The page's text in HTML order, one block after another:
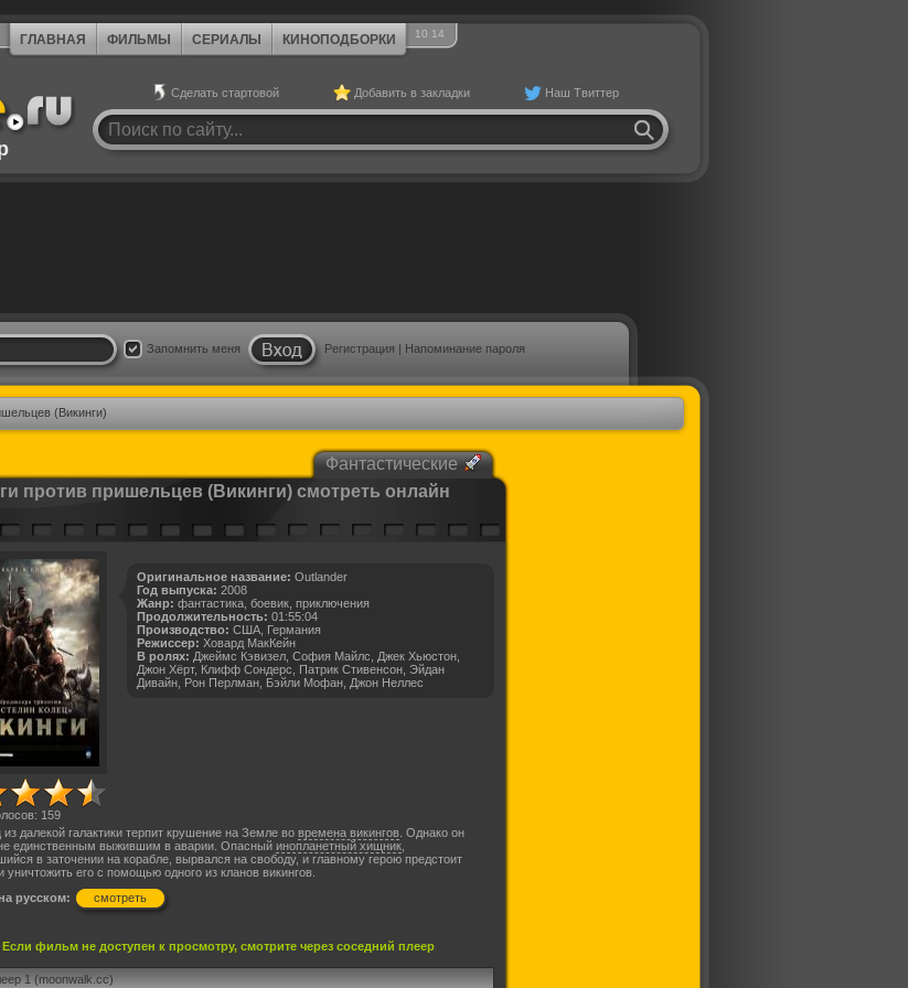
ГЛАВНАЯ ФИЛЬМЫ СЕРИАЛЫ КИНОПОДБОРКИ 10 14
Сделать стартовой Добавить в закладки Наш Твиттер
Запомнить меня Регистрация | Напоминание пароля
(Викинги)
Фантастические
против пришельцев (Викинги) смотреть онлайн
159
Оригинальное название: Outlander
Год выпуска: 2008
Жанр: фантастика, боевик, приключения
Продолжительность: 01:55:04
Производство: США, Германия
Режиссер: Ховард МакКейн
В ролях: Джеймс Кэвизел, София Майлс, Джек Хьюстон,
Джон Хёрт, Клифф Сондерс, Патрик Стивенсон, Эйдан
Дивайн, Рон Перлман, Бэйли Мофан, Джон Неллес
далекой галактики терпит крушение на Земле во времена викингов. Однако он
единственным выжившим в аварии. Опасный инопланетный хищник,
в заточении на корабле, вырвался на свободу, и главному герою предстоит
уничтожить его с помощью одного из кланов викингов.
русском:
смотреть
Если фильм не доступен к просмотру, смотрите через соседний плеер
1 (moonwalk.cc)